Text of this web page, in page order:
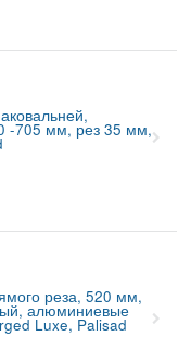
-705 мм, рез 35 мм,
реза, 520 мм,
алюминиевые
Luxe, Palisad